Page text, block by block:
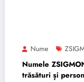
Nume
Numele
trăsături și